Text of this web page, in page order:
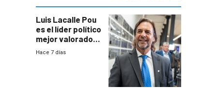
Luis Lacalle Pou
es el líder político
mejor valorado
del país, según
Hace 7 días